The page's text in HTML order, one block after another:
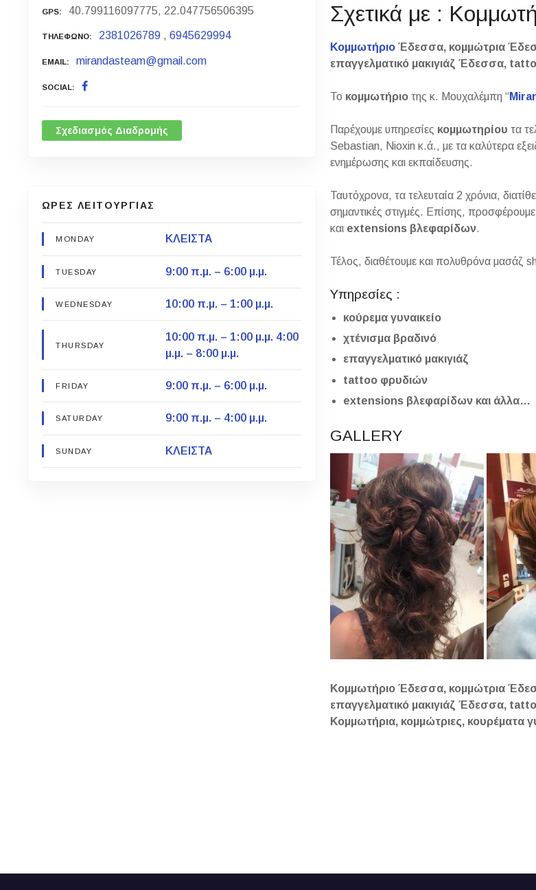
GPS 40.799116097775, 22.047756506395
ΤΗΛΕΦΩΝΟ 2381026789 , 6945629994
EMAIL mirandasteam@gmail.com
SOCIAL
Σχεδιασμός Διαδρομής
ΩΡΕΣ ΛΕΙΤΟΥΡΓΙΑΣ
MONDAY ΚΛΕΙΣΤΑ
TUESDAY 9:00 π.μ. – 6:00 μ.μ.
WEDNESDAY 10:00 π.μ. – 1:00 μ.μ.
THURSDAY
10:00 π.μ. – 1:00 μ.μ. 4:00
μ.μ. – 8:00 μ.μ.
FRIDAY 9:00 π.μ. – 6:00 μ.μ.
SATURDAY 9:00 π.μ. – 4:00 μ.μ.
SUNDAY ΚΛΕΙΣΤΑ
Σχετικά με :
Κομμωτήριο Έδεσσα, κομμώτρια
επαγγελματικό μακιγιάζ Έδεσσα,
Το κομμωτήριο της κ. Μουχαλέμπη “
Παρέχουμε υπηρεσίες κομμωτηρίου τα
Sebastian, Nioxin κ.ά., με τα καλύτερα
ενημέρωσης και εκπαίδευσης.
Ταυτόχρονα, τα τελευταία 2 χρόνια,
σημαντικές στιγμές. Επίσης,
και extensions βλεφαρίδων.
Τέλος, διαθέτουμε και πολυθρόνα μασάζ
Υπηρεσίες :
κούρεμα γυναικείο
χτένισμα βραδινό
επαγγελματικό μακιγιάζ
tattoo φρυδιών
extensions βλεφαρίδων και άλλα…
GALLERY
Κομμωτήριο Έδεσσα, κομμώτρια
επαγγελματικό μακιγιάζ Έδεσσα,
Κομμωτήρια, κομμώτριες, κουρέματα